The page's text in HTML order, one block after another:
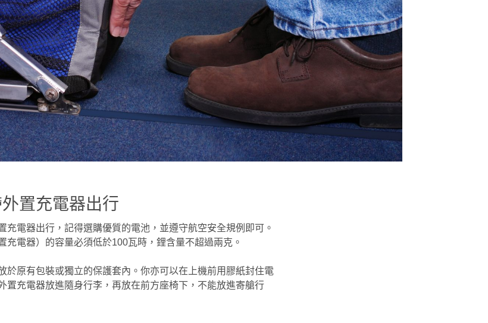
置充電器出行
充電器出行，記得選購優質的電池，並遵守航空安全規例即可。
充電器）的容量必須低於100瓦時，鋰含量不超過兩克。
於原有包裝或獨立的保護套內。你亦可以在上機前用膠紙封住電
置充電器放進隨身行李，再放在前方座椅下，不能放進寄艙行